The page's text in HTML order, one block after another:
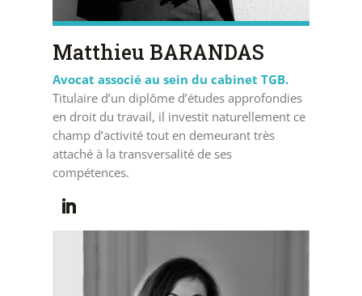
Matthieu BARANDAS
Avocat associé au sein du cabinet TGB.
Titulaire d’un diplôme d’études approfondies
en droit du travail, il investit naturellement ce
champ d’activité tout en demeurant très
attaché à la transversalité de ses
compétences.